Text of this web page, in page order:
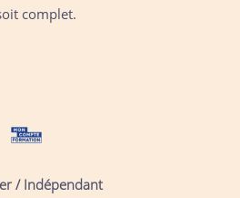
complet.
/ Indépendant